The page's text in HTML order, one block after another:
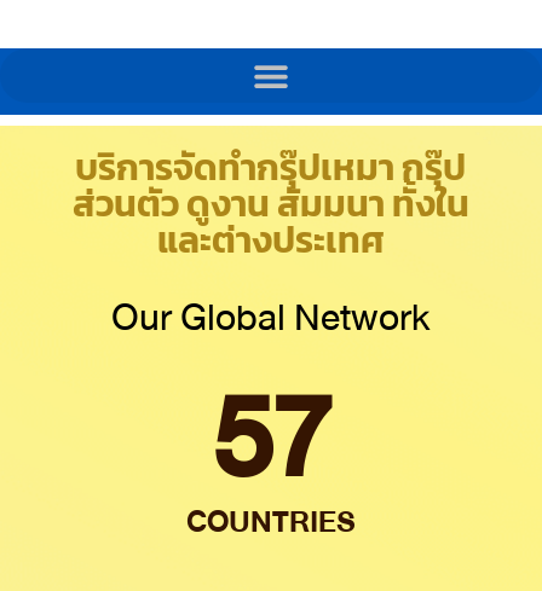
บริการจัดทำกรุ๊ปเหมา กรุ๊ป
ส่วนตัว ดูงาน สัมมนา ทั้งใน
และต่างประเทศ
Our Global Network
COUNTRIES
57